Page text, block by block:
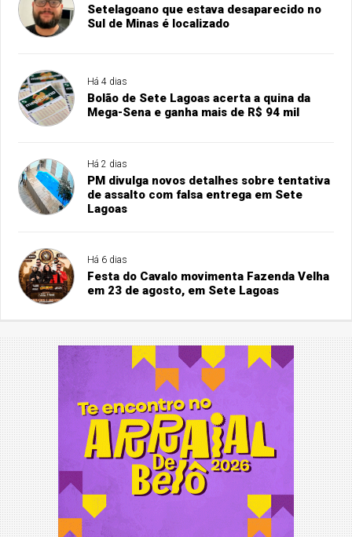
Setelagoano que estava desaparecido no
Sul de Minas é localizado
Há 4 dias
Bolão de Sete Lagoas acerta a quina da
Mega-Sena e ganha mais de R$ 94 mil
Há 2 dias
PM divulga novos detalhes sobre tentativa
de assalto com falsa entrega em Sete
Lagoas
Há 6 dias
Festa do Cavalo movimenta Fazenda Velha
em 23 de agosto, em Sete Lagoas